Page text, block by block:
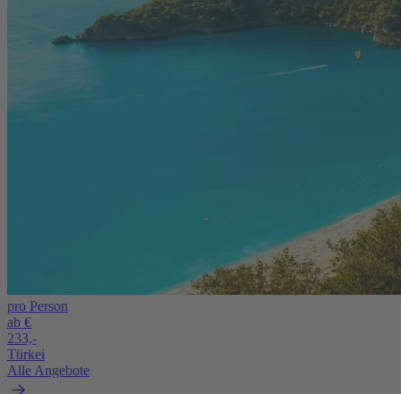
pro Person
ab €
233,-
Türkei
Alle Angebote